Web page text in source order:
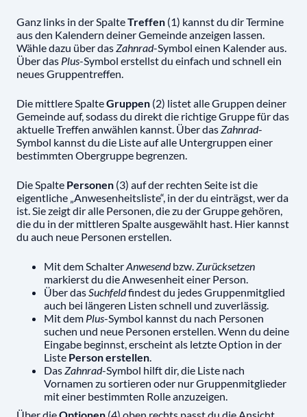
Ganz links in der SpalteTreffen (1) kannst du dir Termine
aus den Kalendern deiner Gemeinde anzeigen lassen.
Wähle dazu über dasZahnrad-Symbol einen Kalender aus.
Über das Plus-Symbol erstellst du einfach und schnell ein
neues Gruppentreffen.
Die mittlere SpalteGruppen (2) listet alle Gruppen deiner
Gemeinde auf, sodass du direkt die richtige Gruppe für das
aktuelle Treffen anwählen kannst. Über dasZahnrad-
Symbol kannst du die Liste auf alle Untergruppen einer
bestimmten Obergruppe begrenzen.
Die Spalte Personen (3) auf der rechten Seite ist die
eigentliche „Anwesenheitsliste“, in der du einträgst, wer da
ist. Sie zeigt dir alle Personen, die zu der Gruppe gehören,
die du in der mittleren Spalte ausgewählt hast. Hier kannst
du auch neue Personen erstellen.
Mit dem SchalterAnwesendbzw.Zurücksetzen
markierst du die Anwesenheit einer Person.
Über dasSuchfeldfindest du jedes Gruppenmitglied
auch bei längeren Listen schnell und zuverlässig.
Mit dem Plus-Symbol kannst du nach Personen
suchen und neue Personen erstellen. Wenn du deine
Eingabe beginnst, erscheint als letzte Option in der
Liste Person erstellen.
DasZahnrad-Symbol hilft dir, die Liste nach
Vornamen zu sortieren oder nur Gruppenmitglieder
mit einer bestimmten Rolle anzuzeigen.